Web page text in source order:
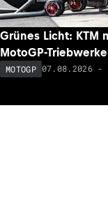
Grünes Licht: KTM
MotoGP-Triebwerke
MOTOGP 07.08.2026 -